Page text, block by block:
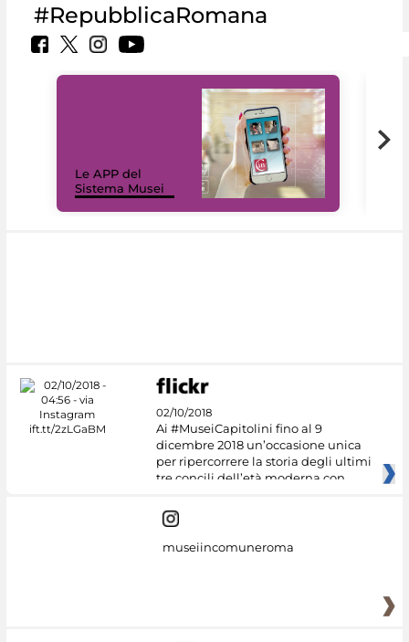
#RepubblicaRomana
Le APP del
Sistema Musei
02/10/2018
Ai #MuseiCapitolini fino al 9
dicembre 2018 un’occasione unica
per ripercorrere la storia degli ultimi
tre concili dell’età moderna con
museiincomuneroma